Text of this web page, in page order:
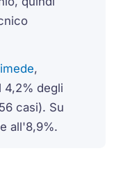
,
4,2% degli
casi). Su
all'8,9%.